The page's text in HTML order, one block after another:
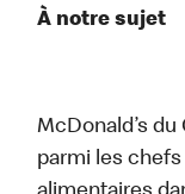
À notre sujet
McDonald’s
parmi les